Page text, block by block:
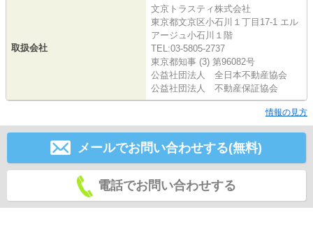
取扱会社
文京トラスティ株式会社
東京都文京区小石川１丁目17-1 エル
アージュ小石川１階
TEL:03-5805-2737
東京都知事 (3) 第96082号
公益社団法人 全日本不動産協会
公益社団法人 不動産保証協会
情報の見方
メールでお問い合わせする(無料)
電話でお問い合わせする